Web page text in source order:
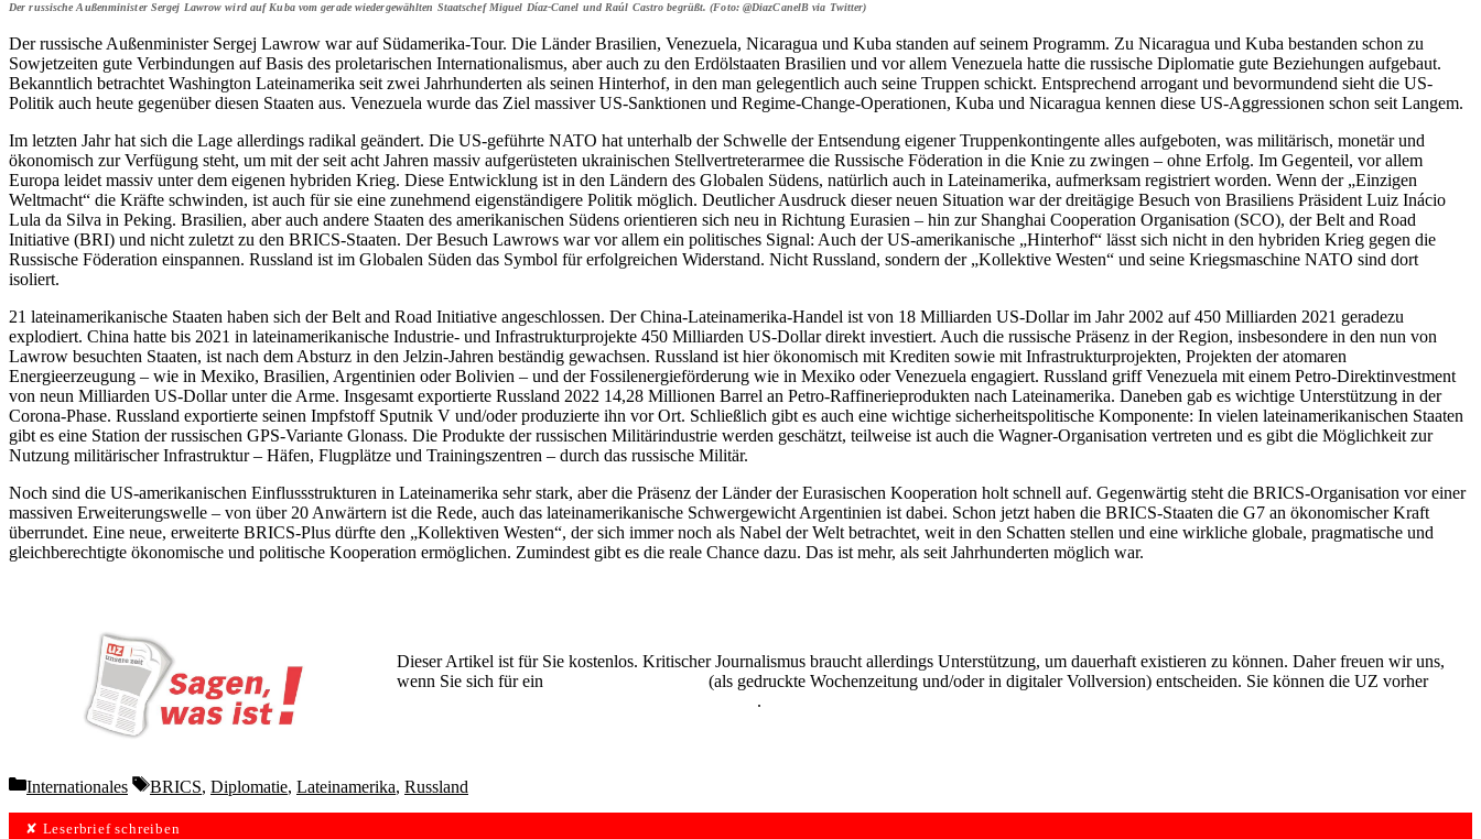
Der russische Außenminister Sergej Lawrow wird auf Kuba vom gerade wiedergewählten Staatschef Miguel Díaz-Canel und Raúl Castro begrüßt. (Foto: @DiazCanelB via Twitter)
Der russische Außenminister Sergej Lawrow war auf Südamerika-Tour. Die Länder Brasilien, Venezuela, Nicaragua und Kuba standen auf seinem Programm. Zu Nicaragua und Kuba bestanden schon zu
Sowjetzeiten gute Verbindungen auf Basis des proletarischen Internationalismus, aber auch zu den Erdölstaaten Brasilien und vor allem Venezuela hatte die russische Diplomatie gute Beziehungen aufgebaut.
Bekanntlich betrachtet Washington Lateinamerika seit zwei Jahrhunderten als seinen Hinterhof, in den man gelegentlich auch seine Truppen schickt. Entsprechend arrogant und bevormundend sieht die US-
Politik auch heute gegenüber diesen Staaten aus. Venezuela wurde das Ziel massiver US-Sanktionen und Regime-Change-Operationen, Kuba und Nicaragua kennen diese US-Aggressionen schon seit Langem.
Im letzten Jahr hat sich die Lage allerdings radikal geändert. Die US-geführte NATO hat unterhalb der Schwelle der Entsendung eigener Truppenkontingente alles aufgeboten, was militärisch, monetär und
ökonomisch zur Verfügung steht, um mit der seit acht Jahren massiv aufgerüsteten ukrainischen Stellvertreterarmee die Russische Föderation in die Knie zu zwingen – ohne Erfolg. Im Gegenteil, vor allem
Europa leidet massiv unter dem eigenen hybriden Krieg. Diese Entwicklung ist in den Ländern des Globalen Südens, natürlich auch in Lateinamerika, aufmerksam registriert worden. Wenn der „Einzigen
Weltmacht“ die Kräfte schwinden, ist auch für sie eine zunehmend eigenständigere Politik möglich. Deutlicher Ausdruck dieser neuen Situation war der dreitägige Besuch von Brasiliens Präsident Luiz Inácio
Lula da Silva in Peking. Brasilien, aber auch andere Staaten des amerikanischen Südens orientieren sich neu in Richtung Eurasien – hin zur Shanghai Cooperation Organisation (SCO), der Belt and Road
Initiative (BRI) und nicht zuletzt zu den BRICS-Staaten. Der Besuch Lawrows war vor allem ein politisches Signal: Auch der US-amerikanische „Hinterhof“ lässt sich nicht in den hybriden Krieg gegen die
Russische Föderation einspannen. Russland ist im Globalen Süden das Symbol für erfolgreichen Widerstand. Nicht Russland, sondern der „Kollektive Westen“ und seine Kriegsmaschine NATO sind dort
isoliert.
21 lateinamerikanische Staaten haben sich der Belt and Road Initiative angeschlossen. Der China-Lateinamerika-Handel ist von 18 Milliarden US-Dollar im Jahr 2002 auf 450 Milliarden 2021 geradezu
explodiert. China hatte bis 2021 in lateinamerikanische Industrie- und Infra­strukturprojekte 450 Milliarden US-Dollar direkt investiert. Auch die russische Präsenz in der Region, insbesondere in den nun von
Lawrow besuchten Staaten, ist nach dem Absturz in den Jelzin-Jahren beständig gewachsen. Russland ist hier ökonomisch mit Krediten sowie mit Infrastrukturprojekten, Projekten der atomaren
Energieerzeugung – wie in Mexiko, Brasilien, Argentinien oder Bolivien – und der Fossilenergieförderung wie in Mexiko oder Venezuela engagiert. Russland griff Venezuela mit einem Petro-Direktinvestment
von neun Milliarden US-Dollar unter die Arme. Insgesamt exportierte Russland 2022 14,28 Millionen Barrel an Petro-Raffinerieprodukten nach Lateinamerika. Daneben gab es wichtige Unterstützung in der
Corona-Phase. Russland exportierte seinen Impfstoff Sputnik V und/oder produzierte ihn vor Ort. Schließlich gibt es auch eine wichtige sicherheitspolitische Komponente: In vielen lateinamerikanischen Staaten
gibt es eine Station der russischen GPS-Variante Glonass. Die Produkte der russischen Militärindustrie werden geschätzt, teilweise ist auch die Wagner-Organisation vertreten und es gibt die Möglichkeit zur
Nutzung militärischer Infrastruktur – Häfen, Flugplätze und Trainingszentren – durch das russische Militär.
Noch sind die US-amerikanischen Einflussstrukturen in Lateinamerika sehr stark, aber die Präsenz der Länder der Eurasischen Kooperation holt schnell auf. Gegenwärtig steht die BRICS-Organisation vor einer
massiven Erweiterungswelle – von über 20 Anwärtern ist die Rede, auch das lateinamerikanische Schwergewicht Argentinien ist dabei. Schon jetzt haben die BRICS-Staaten die G7 an ökonomischer Kraft
überrundet. Eine neue, erweiterte BRICS-Plus dürfte den „Kollektiven Westen“, der sich immer noch als Nabel der Welt betrachtet, weit in den Schatten stellen und eine wirkliche globale, pragmatische und
gleichberechtigte ökonomische und politische Kooperation ermöglichen. Zumindest gibt es die reale Chance dazu. Das ist mehr, als seit Jahrhunderten möglich war.
Dieser Artikel ist für Sie kostenlos. Kritischer Journalismus braucht allerdings Unterstützung, um dauerhaft existieren zu können. Daher freuen wir uns,
wenn Sie sich für ein
(als gedruckte Wochenzeitung und/oder in digitaler Vollversion) entscheiden. Sie können die UZ vorher
.
Categories
Internationales Tags
BRICS, Diplomatie, Lateinamerika, Russland
✘ Leserbrief schreiben